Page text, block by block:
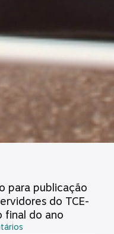
para publicação
do TCE-
final do ano